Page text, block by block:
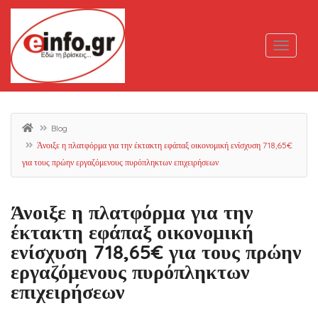
Blog
Άνοιξε η πλατφόρμα για την έκτακτη εφάπαξ οικονομική ενίσχυση 718,65€
για τους πρώην εργαζόμενους πυρόπληκτων επιχειρήσεων
Άνοιξε η πλατφόρμα για την
έκτακτη εφάπαξ οικονομική
ενίσχυση 718,65€ για τους πρώην
εργαζόμενους πυρόπληκτων
επιχειρήσεων